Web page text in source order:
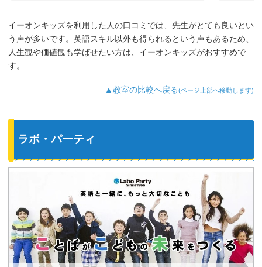
イーオンキッズを利用した人の口コミでは、先生がとても良いとい
う声が多いです。英語スキル以外も得られるという声もあるため、
人生観や価値観も学ばせたい方は、イーオンキッズがおすすめで
す。
▲教室の比較へ戻る(ページ上部へ移動します)
ラボ・パーティ